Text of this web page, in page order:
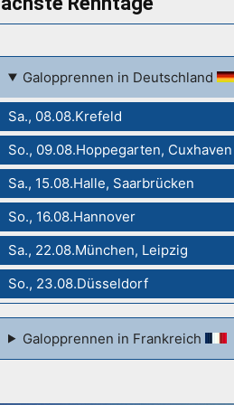
Galopprennen in Deutschland
Sa., 08.08.Krefeld
So., 09.08.Hoppegarten, Cuxhaven
Sa., 15.08.Halle, Saarbrücken
So., 16.08.Hannover
Sa., 22.08.München, Leipzig
So., 23.08.Düsseldorf
Galopprennen in Frankreich